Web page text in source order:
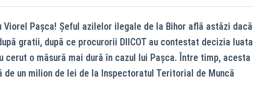
Viorel Pașca! Șeful azilelor ilegale de la Bihor află astăzi dacă
gratii, după ce procurorii DIICOT au contestat decizia luata
cerut o măsură mai dură în cazul lui Pașca. Între timp, acesta
de un milion de lei de la Inspectoratul Teritorial de Muncă